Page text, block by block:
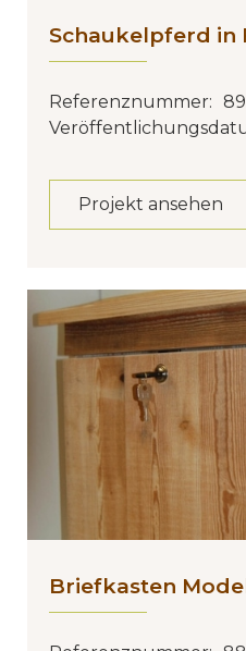
Schaukelpferd in
Referenznummer: 89
Projekt ansehen
Briefkasten